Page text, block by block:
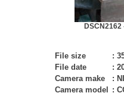
File size :
File date
:
Camera make
:
Camera model
: